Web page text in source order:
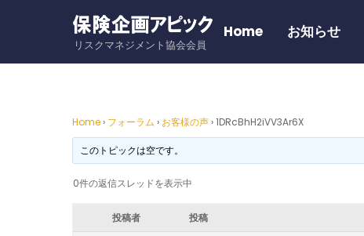
リスクマネジメント協会会員
Home お知らせ
Home › フォーラム › お客様の声 ›1DRcBhH2iVV3Ar6X
このトピックは空です。
0件の返信スレッドを表示中
投稿者 投稿